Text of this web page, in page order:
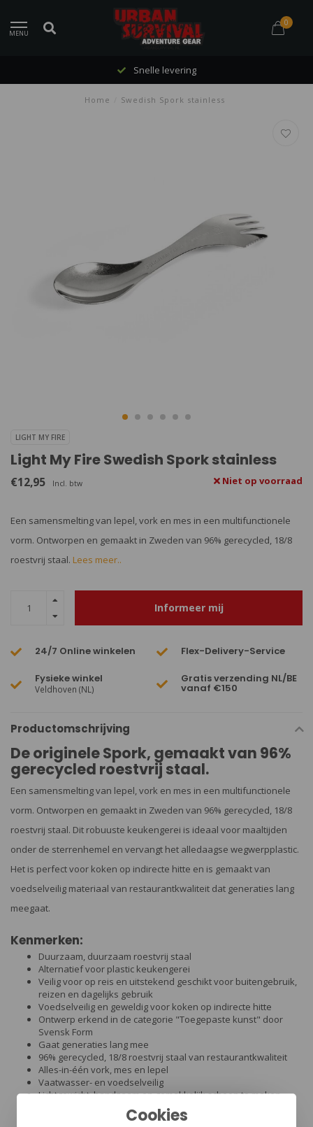
MENU
0
Snelle levering
Home Swedish Spork stainless
LIGHT MY FIRE
Light My Fire Swedish Spork stainless
€12,95 Incl. btw Niet op voorraad
Een samensmelting van lepel, vork en mes in een multifunctionele
vorm. Ontworpen en gemaakt in Zweden van 96% gerecycled, 18/8
roestvrij staal. Lees meer..
Informeer mij
24/7 Online winkelen Flex-Delivery-Service
Fysieke winkel
Veldhoven (NL)
Gratis verzending NL/BE
vanaf €150
Productomschrijving
De originele Spork, gemaakt van 96%
gerecycled roestvrij staal.
Een samensmelting van lepel, vork en mes in een multifunctionele
vorm. Ontworpen en gemaakt in Zweden van 96% gerecycled, 18/8
roestvrij staal. Dit robuuste keukengerei is ideaal voor maaltijden
onder de sterrenhemel en vervangt het alledaagse wegwerpplastic.
Het is perfect voor koken op indirecte hitte en is gemaakt van
voedselveilig materiaal van restaurantkwaliteit dat generaties lang
meegaat.
Kenmerken:
Duurzaam, duurzaam roestvrij staal
Alternatief voor plastic keukengerei
Veilig voor op reis en uitstekend geschikt voor buitengebruik,
reizen en dagelijks gebruik
Voedselveilig en geweldig voor koken op indirecte hitte
Ontwerp erkend in de categorie "Toegepaste kunst" door
Svensk Form
Gaat generaties lang mee
96% gerecycled, 18/8 roestvrij staal van restaurantkwaliteit
Alles-in-één vork, mes en lepel
Vaatwasser- en voedselveilig
Lichtgewicht, handzaam en gemakkelijk schoon te maken
Geschikt voor koken op indirecte hitte
Cookies